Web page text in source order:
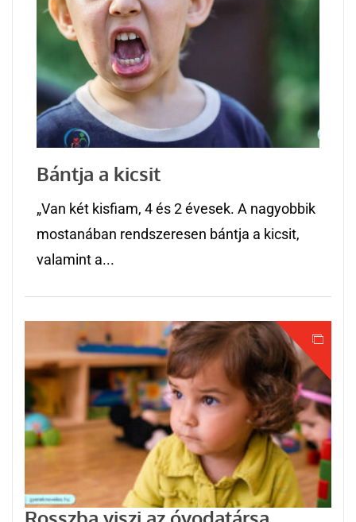
Bántja a kicsit
„Van két kisfiam, 4 és 2 évesek. A nagyobbik
mostanában rendszeresen bántja a kicsit,
valamint a...